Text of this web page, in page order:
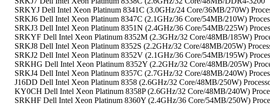
SRKYJ Dell Intel Xeon Platinum 8341C (3.0GHz/24 Core/36MB/270W)
SRKJ6 Dell Intel Xeon Platinum 8347C (2.1GHz/36 Core/54MB/210W)
SRKJ3 Dell Intel Xeon Platinum 8351N (2.4GHz/36 Core/54MB/225W)
SRKYF Dell Intel Xeon Platinum 8352M (2.3GHz/32 Core/48MB/185W)
SRKJ8 Dell Intel Xeon Platinum 8352S (2.2GHz/32 Core/48MB/205W)
SRKJ2 Dell Intel Xeon Platinum 8352V (2.1GHz/36 Core/54MB/195W)
SRKHG Dell Intel Xeon Platinum 8352Y (2.2GHz/32 Core/48MB/205W)
SRKJ4 Dell Intel Xeon Platinum 8357C (2.7GHz/32 Core/48MB/240W)
J16DD Dell Intel Xeon Platinum 8358 (2.6GHz/32 Core/48MB/250W)
KY0CH Dell Intel Xeon Platinum 8358P (2.6GHz/32 Core/48MB/240W)
SRKHF Dell Intel Xeon Platinum 8360Y (2.4GHz/36 Core/54MB/250W)